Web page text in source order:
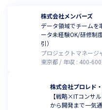
株式会社メンバーズ
データ領域でチームを
ータ未経験OK/研修制
引）
プロジェクトマネージ
東京都
年収 : 400-600
株式会社プロレド
【戦略×ITコンサ
から開発まで一気